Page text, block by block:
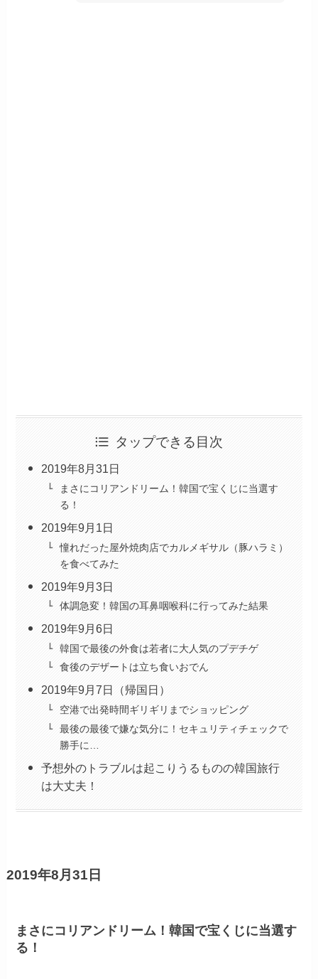
タップできる目次
2019年8月31日
まさにコリアンドリーム！韓国で宝くじに当選す
る！
2019年9月1日
憧れだった屋外焼肉店でカルメギサル（豚ハラミ）
を食べてみた
2019年9月3日
体調急変！韓国の耳鼻咽喉科に行ってみた結果
2019年9月6日
韓国で最後の外食は若者に大人気のプデチゲ
食後のデザートは立ち食いおでん
2019年9月7日（帰国日）
空港で出発時間ギリギリまでショッピング
最後の最後で嫌な気分に！セキュリティチェックで
勝手に…
予想外のトラブルは起こりうるものの韓国旅行
は大丈夫！
2019年8月31日
まさにコリアンドリーム！韓国で宝くじに当選す
る！